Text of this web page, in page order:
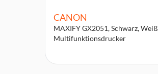
CANON
MAXIFY GX2051, Schwarz, Weiß
Multifunktionsdrucker